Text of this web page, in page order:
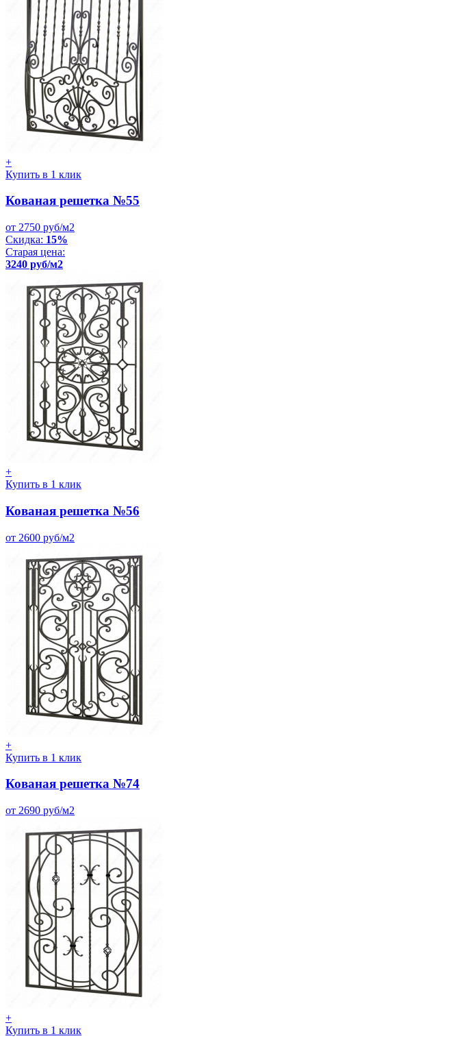
+
Купить в 1 клик
Кованая решетка №55
от 2750 руб/м2
Скидка: 15%
Старая цена:
3240 руб/м2
+
Купить в 1 клик
Кованая решетка №56
от 2600 руб/м2
+
Купить в 1 клик
Кованая решетка №74
от 2690 руб/м2
+
Купить в 1 клик